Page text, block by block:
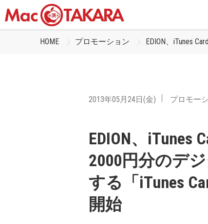
HOME プロモーション EDION、iTunes
2013年05月24日(金) プロモー
EDION、iTunes
2000円分のデ
する「iTunes
開始